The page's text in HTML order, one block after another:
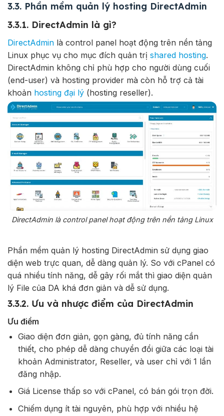
3.3. Phần mềm quản lý hosting DirectAdmin
3.3.1. DirectAdmin là gì?
DirectAdmin là control panel hoạt động trên nền tảng
Linux phục vụ cho mục đích quản trị shared hosting.
DirectAdmin không chỉ phù hợp cho người dùng cuối
(end-user) và hosting provider mà còn hỗ trợ cả tài
khoản hosting đại lý (hosting reseller).
DirectAdmin là control panel hoạt động trên nền tảng Linux
Phần mềm quản lý hosting DirectAdmin sử dụng giao
diện web trực quan, dễ dàng quản lý. So với cPanel có
quá nhiều tính năng, dễ gây rối mắt thì giao diện quản
lý File của DA khá đơn giản và dễ sử dụng.
3.3.2. Ưu và nhược điểm của DirectAdmin
Ưu điểm
Giao diện đơn giản, gọn gàng, đủ tính năng cần
thiết, cho phép dễ dàng chuyển đổi giữa các loại tài
khoản Administrator, Reseller, và user chỉ với 1 lần
đăng nhập.
Giá License thấp so với cPanel, có bán gói trọn đời.
Chiếm dụng ít tài nguyên, phù hợp với nhiều hệ